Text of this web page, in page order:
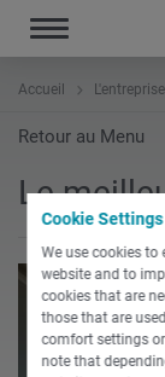
Cookie Settings
We use cookies to
website and to
cookies that are
those that are
comfort settings
note that
Toggle
navigation
Accueil L'entreprise
Retour au Menu
Le